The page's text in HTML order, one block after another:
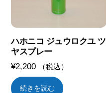
ハホニコ ジュウロクユ ツ
ヤスプレー
¥2,200 （税込）
続きを読む